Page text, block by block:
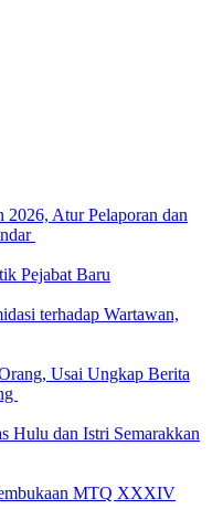
Atur Pelaporan dan
Pejabat Baru
terhadap Wartawan,
Usai Ungkap Berita
Hulu dan Istri Semarakkan
MTQ XXXIV